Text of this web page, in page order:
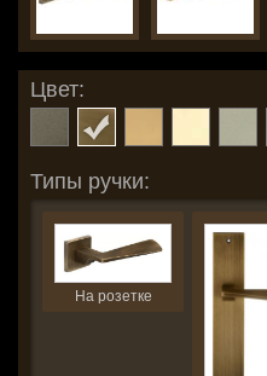
Цвет:
Типы ручки:
На розетке